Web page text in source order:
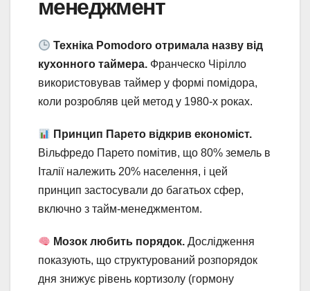
менеджмент
Техніка Pomodoro отримала назву від
кухонного таймера. Франческо Чірілло
використовував таймер у формі помідора,
коли розробляв цей метод у 1980-х роках.
Принцип Парето відкрив економіст.
Вільфредо Парето помітив, що 80% земель в
Італії належить 20% населення, і цей
принцип застосували до багатьох сфер,
включно з тайм-менеджментом.
Мозок любить порядок. Дослідження
показують, що структурований розпорядок
дня знижує рівень кортизолу (гормону